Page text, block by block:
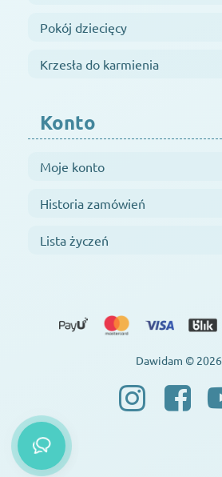
Pokój dziecięcy
Krzesła do karmienia
Konto
Moje konto
Historia zamówień
Lista życzeń
Dawidam © 2026